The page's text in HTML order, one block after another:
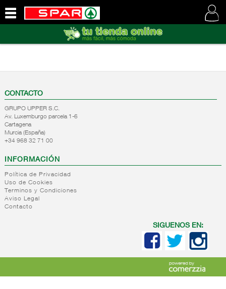
SOMOS
CONTACTO
GRUPO UPPER S.C.
Av. Luxemburgo parcela 1-6
Cartagena
Murcia (España)
+34 968 32 71 00
INFORMACIÓN
Política de Privacidad
Uso de Cookies
Terminos y Condiciones
Aviso Legal
Contacto
SIGUENOS EN: